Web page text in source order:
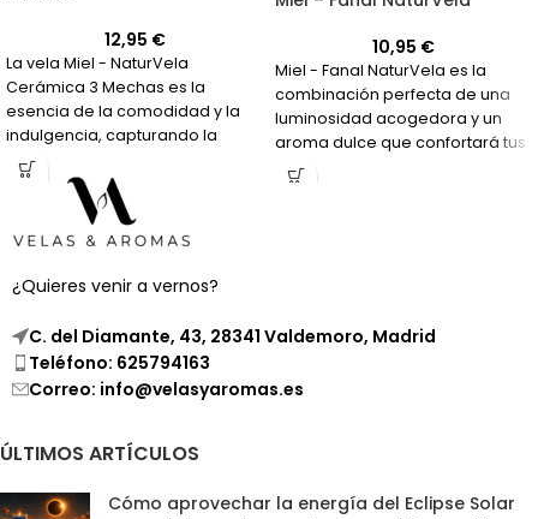
12,95 €
La vela Miel - NaturVela
Cerámica 3 Mechas es la
esencia de la comodidad y la
indulgencia, capturando la
dulzura y la calidez en una
fragancia que durará por horas.
10,95 €
Miel - Fanal NaturVela es la
combinación perfecta de una
luminosidad acogedora y un
aroma dulce que confortará tus
sentidos.
¿Quieres venir a vernos?
C. del Diamante, 43, 28341 Valdemoro, Madrid
Teléfono: 625794163
Correo: info@velasyaromas.es
ÚLTIMOS ARTÍCULOS
Cómo aprovechar la energía del Eclipse Solar